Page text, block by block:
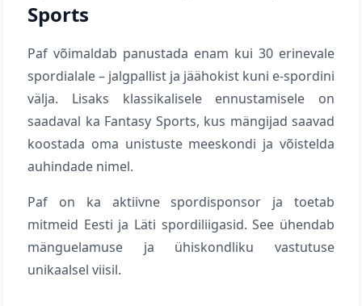
Sports
Paf võimaldab panustada enam kui 30 erinevale
spordialale – jalgpallist ja jäähokist kuni e-spordini
välja. Lisaks klassikalisele ennustamisele on
saadaval ka Fantasy Sports, kus mängijad saavad
koostada oma unistuste meeskondi ja võistelda
auhindade nimel.
Paf on ka aktiivne spordisponsor ja toetab
mitmeid Eesti ja Läti spordiliigasid. See ühendab
mänguelamuse ja ühiskondliku vastutuse
unikaalsel viisil.